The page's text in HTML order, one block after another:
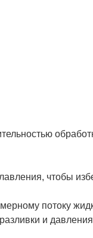
чтобы
потоку
и